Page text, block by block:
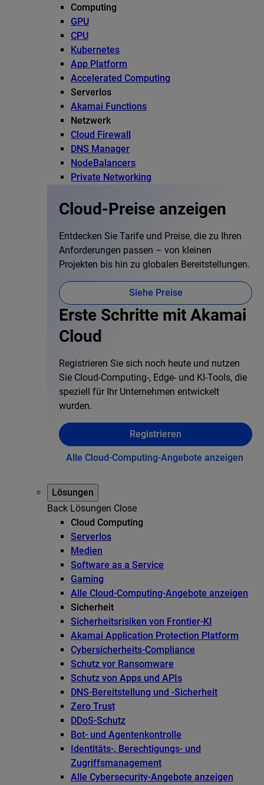
Computing
GPU
CPU
Kubernetes
App Platform
Accelerated Computing
Serverlos
Akamai Functions
Netzwerk
Cloud Firewall
DNS Manager
NodeBalancers
Private Networking
Cloud-Preise anzeigen
Entdecken Sie Tarife und Preise, die zu Ihren
Anforderungen passen – von kleinen
Projekten bis hin zu globalen Bereitstellungen.
Siehe Preise
Erste Schritte mit Akamai
Cloud
Registrieren Sie sich noch heute und nutzen
Sie Cloud-Computing-, Edge- und KI-Tools, die
speziell für Ihr Unternehmen entwickelt
wurden.
Registrieren
Alle Cloud-Computing-Angebote anzeigen
Lösungen
Back Lösungen Close
Cloud Computing
Serverlos
Medien
Software as a Service
Gaming
Alle Cloud-Computing-Angebote anzeigen
Sicherheit
Sicherheitsrisiken von Frontier-KI
Akamai Application Protection Platform
Cybersicherheits-Compliance
Schutz vor Ransomware
Schutz von Apps und APIs
DNS-Bereitstellung und -Sicherheit
Zero Trust
DDoS-Schutz
Bot- und Agentenkontrolle
Identitäts-, Berechtigungs- und
Zugriffsmanagement
Alle Cybersecurity-Angebote anzeigen